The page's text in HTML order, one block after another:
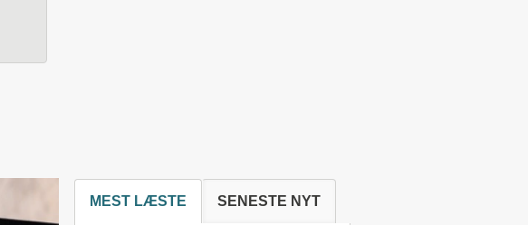
MEST LÆSTE SENESTE NYT